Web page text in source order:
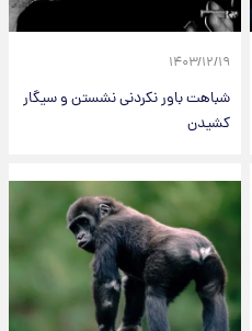
۱۴۰۳/۱۲/۱۹
شباهت باور نکردنی نشستن و سیگار
کشیدن